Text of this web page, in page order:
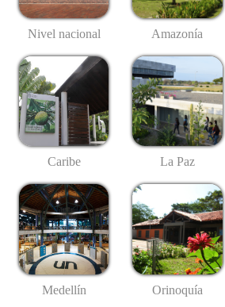
Nivel nacional Amazonía
Caribe La Paz
Medellín Orinoquía